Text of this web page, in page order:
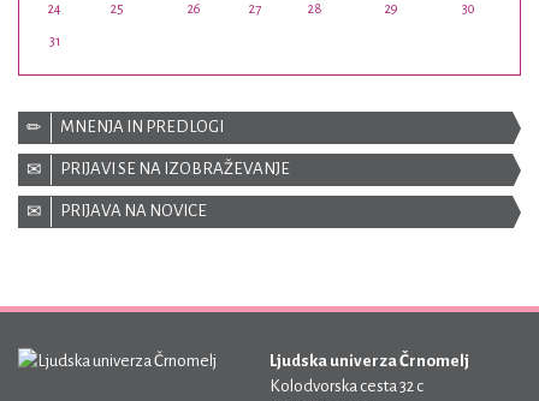
24 25 26 27 28 29 30
31
MNENJA IN PREDLOGI
PRIJAVI SE NA IZOBRAŽEVANJE
PRIJAVA NA NOVICE
Ljudska univerza Črnomelj
Kolodvorska cesta 32 c